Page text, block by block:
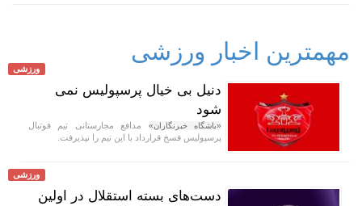
مهمترین اخبار ورزشی
ورزشی
دنیل بی خیال پرسپولیس نمی
شود
«باشگاه خبرنگاران» مدافع مجارستانی تیم فوتبال
پرسپولیس فسخ قرارداد با این تیم را نپذیرفت.
ورزشی
دست‌های بسته استقلال در اولین